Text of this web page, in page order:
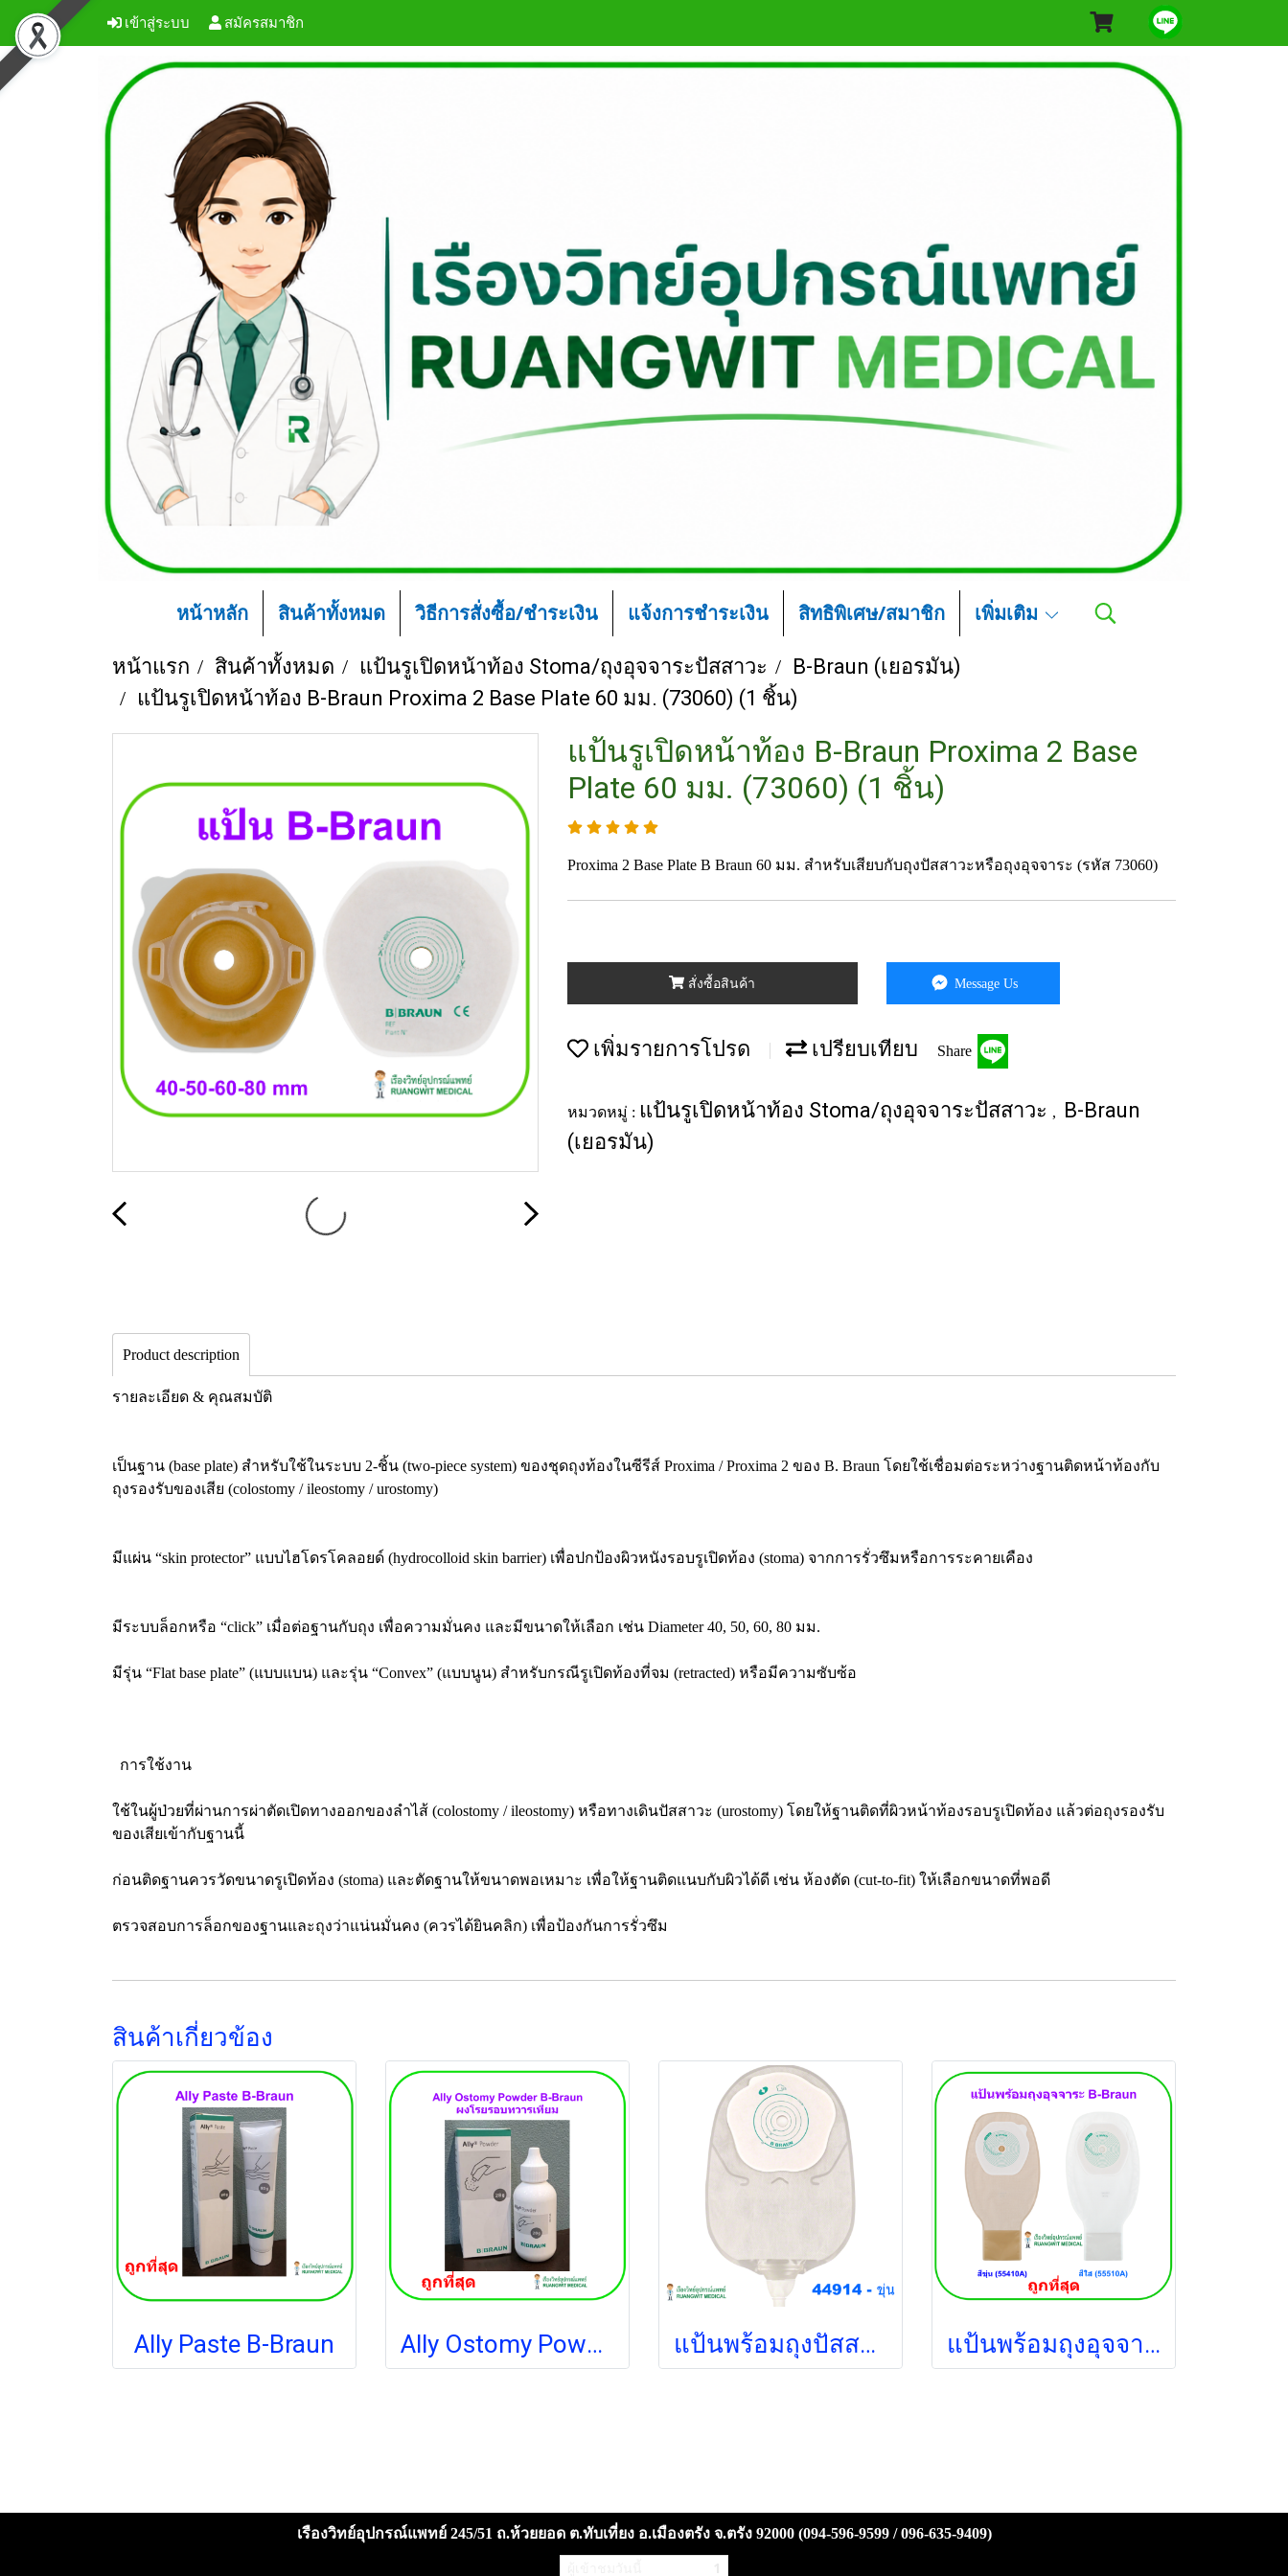
เข้าสู่ระบบ สมัครสมาชิก
หน้าหลัก สินค้าทั้งหมด วิธีการสั่งซื้อ/ชำระเงิน แจ้งการชำระเงิน สิทธิพิเศษ/สมาชิก เพิ่มเติม
หน้าแรก สินค้าทั้งหมด แป้นรูเปิดหน้าท้อง Stoma/ถุงอุจจาระปัสสาวะ
B-Braun (เยอรมัน)
แป้นรูเปิดหน้าท้อง B-Braun Proxima 2 Base Plate 60 มม. (73060) (1 ชิ้น)
แป้นรูเปิดหน้าท้อง B-Braun Proxima 2 Base
Plate 60 มม. (73060) (1 ชิ้น)
Proxima 2 Base Plate B Braun 60 มม. สำหรับเสียบกับถุงปัสสาวะหรือถุงอุจจาระ (รหัส 73060)
สั่งซื้อสินค้า Message Us
เพิ่มรายการโปรด เปรียบเทียบ Share
หมวดหมู่ : แป้นรูเปิดหน้าท้อง Stoma/ถุงอุจจาระปัสสาวะ ,
B-Braun
(เยอรมัน)
Product description
รายละเอียด & คุณสมบัติ
เป็นฐาน (base plate) สำหรับใช้ในระบบ 2-ชิ้น (two-piece system) ของชุดถุงท้องในซีรีส์ Proxima / Proxima 2 ของ B. Braun โดยใช้เชื่อมต่อระหว่างฐานติดหน้าท้องกับ
ถุงรองรับของเสีย (colostomy / ileostomy / urostomy)
มีแผ่น “skin protector” แบบไฮโดรโคลอยด์ (hydrocolloid skin barrier) เพื่อปกป้องผิวหนังรอบรูเปิดท้อง (stoma) จากการรั่วซึมหรือการระคายเคือง
มีระบบล็อกหรือ “click” เมื่อต่อฐานกับถุง เพื่อความมั่นคง และมีขนาดให้เลือก เช่น Diameter 40, 50, 60, 80 มม.
มีรุ่น “Flat base plate” (แบบแบน) และรุ่น “Convex” (แบบนูน) สำหรับกรณีรูเปิดท้องที่จม (retracted) หรือมีความซับซ้อ
การใช้งาน
ใช้ในผู้ป่วยที่ผ่านการผ่าตัดเปิดทางออกของลำไส้ (colostomy / ileostomy) หรือทางเดินปัสสาวะ (urostomy) โดยให้ฐานติดที่ผิวหน้าท้องรอบรูเปิดท้อง แล้วต่อถุงรองรับ
ของเสียเข้ากับฐานนี้
ก่อนติดฐานควรวัดขนาดรูเปิดท้อง (stoma) และตัดฐานให้ขนาดพอเหมาะ เพื่อให้ฐานติดแนบกับผิวได้ดี เช่น ห้องตัด (cut-to-fit) ให้เลือกขนาดที่พอดี
ตรวจสอบการล็อกของฐานและถุงว่าแน่นมั่นคง (ควรได้ยินคลิก) เพื่อป้องกันการรั่วซึม
สินค้าเกี่ยวข้อง
Ally Paste B-Braun Ally Ostomy Powder B-Braun ผงแป้งโรยรอยรูเปิดทวารเทียม แป้นพร้อมถุงปัสสาวะ B-Braun 12-55 มม. (ขุ่น) (044914) (1 ชิ้น) แป้นพร้อมถุงอุจจาระ B-Braun Proxima 10-70 มม. (1 ชิ้น)
เรืองวิทย์อุปกรณ์แพทย์ 245/51 ถ.ห้วยยอด ต.ทับเที่ยง อ.เมืองตรัง จ.ตรัง 92000 (094-596-9599 / 096-635-9409)